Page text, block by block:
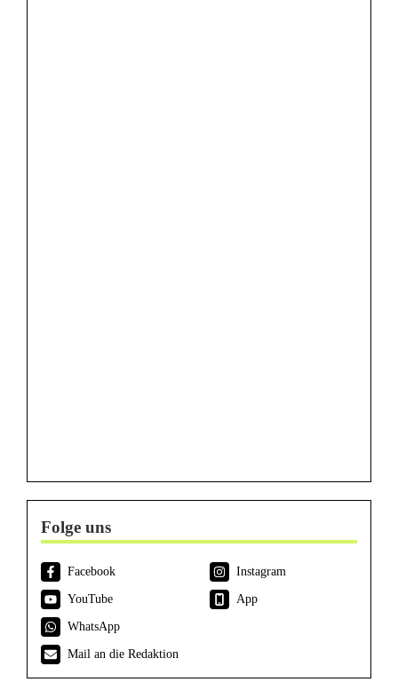
Folge uns
Facebook
Instagram
YouTube
App
WhatsApp
Mail an die Redaktion